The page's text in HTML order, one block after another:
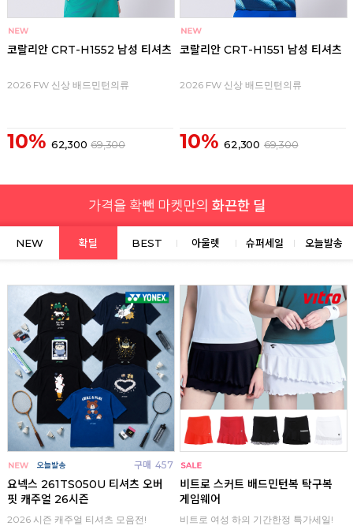
코랄리안 CRT-H1552 남성 티셔츠
2026 FW 신상 배드민턴의류
10% 62,300 69,300
코랄리안 CRT-H1551 남성 티셔츠
2026 FW 신상 배드민턴의류
10% 62,300 69,300
NEW 확딜 BEST 아울렛 슈퍼세일 오늘발송
구매 457
요넥스 261TS050U 티셔츠 오버
핏 캐주얼 26시즌
2026 시즌 캐주얼 티셔츠 모음전!
비트로 스커트 배드민턴복 탁구복
게임웨어
비트로 여성 하의 기간한정 특가세일!